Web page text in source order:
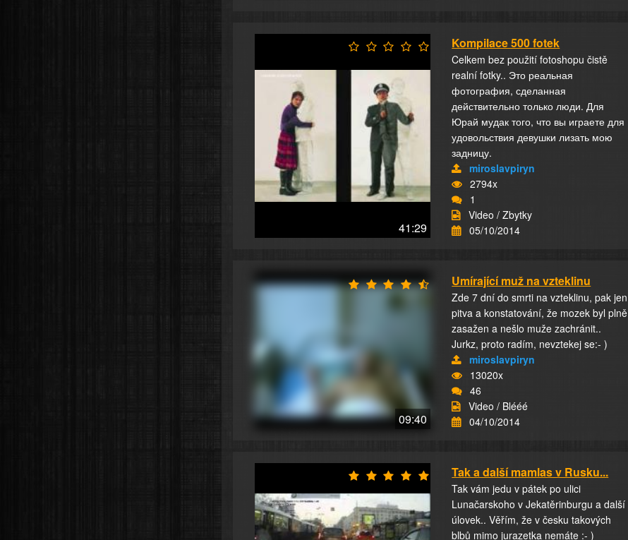
41:29
Kompilace 500 fotek
Celkem bez použití fotoshopu čistě
realní fotky.. Это реальная
фотография, сделанная
действительно только люди. Для
Юрай мудак того, что вы играете для
удовольствия девушки лизать мою
задницу.
miroslavpiryn
2794x
1
Video / Zbytky
05/10/2014
09:40
Umírající muž na vzteklinu
Zde 7 dní do smrti na vzteklinu, pak jen
pitva a konstatování, že mozek byl plně
zasažen a nešlo muže zachránit..
Jurkz, proto radím, nevztekej se:- )
miroslavpiryn
13020x
46
Video / Blééé
04/10/2014
Tak a další mamlas v Rusku...
Tak vám jedu v pátek po ulici
Lunačarskoho v Jekatěrinburgu a další
úlovek.. Věřím, že v česku takových
blbů mimo jurazetka nemáte :- )